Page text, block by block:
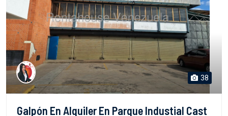
38
Galpón En Alquiler En Parque Industial Cast